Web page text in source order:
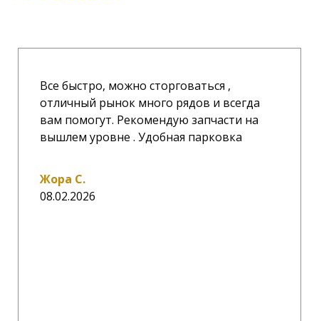
Все быстро, можно сторговаться ,
отличный рынок много рядов и всегда
вам помогут. Рекомендую запчасти на
вышлем уровне . Удобная парковка
Жора С.
08.02.2026